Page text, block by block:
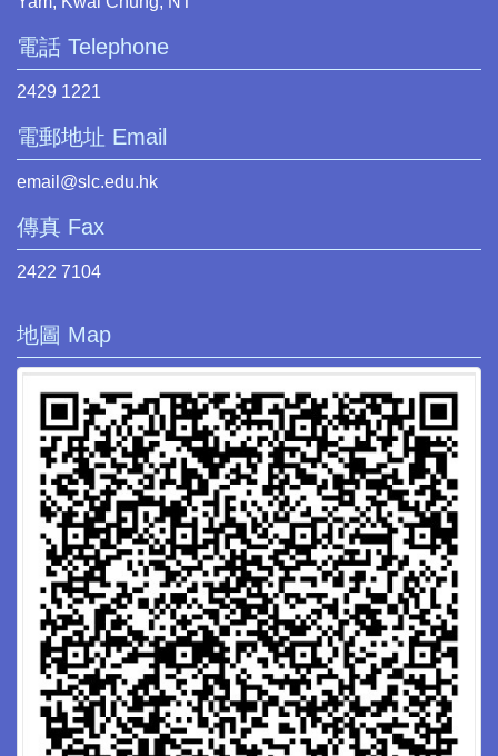
電話 Telephone
2429 1221
電郵地址 Email
email@slc.edu.hk
傳真 Fax
2422 7104
地圖 Map